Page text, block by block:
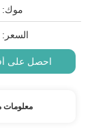
موك:
السعر:
احصل على
معلومات